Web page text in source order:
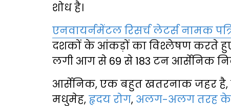
शोध है।
एनवायर्नमेंटल रिसर्च लेटर्स नामक
दशकों के आंकड़ों का विश्लेषण करते
लगी आग से 69 से 183 टन आर्सेनिक
आर्सेनिक, एक बहुत खतरनाक जहर है,
मधुमेह,हृदय रोग, अलग-अलग तरह